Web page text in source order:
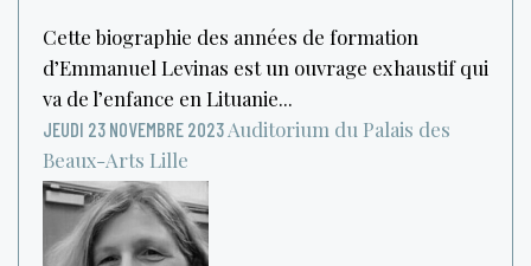
Cette biographie des années de formation
d’Emmanuel Levinas est un ouvrage exhaustif qui
va de l’enfance en Lituanie...
JEUDI 23 NOVEMBRE 2023 Auditorium du Palais des
Beaux-Arts Lille